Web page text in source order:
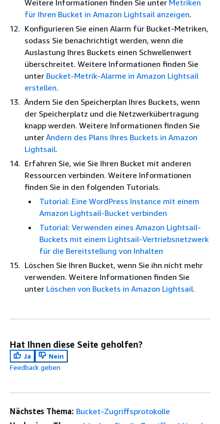
Weitere Informationen finden Sie unter Metriken
für Ihren Bucket in Amazon Lightsail anzeigen.
Konfigurieren Sie einen Alarm für Bucket-Metriken,
sodass Sie benachrichtigt werden, wenn die
Auslastung Ihres Buckets einen Schwellenwert
überschreitet. Weitere Informationen finden Sie
unter Bucket-Metrik-Alarme in Amazon Lightsail
erstellen.
Ändern Sie den Speicherplan Ihres Buckets, wenn
der Speicherplatz und die Netzwerkübertragung
knapp werden. Weitere Informationen finden Sie
unterÄndern des Plans Ihres Buckets in Amazon
Lightsail.
Erfahren Sie, wie Sie Ihren Bucket mit anderen
Ressourcen verbinden. Weitere Informationen
finden Sie in den folgenden Tutorials.
Tutorial: Eine WordPress Instance mit einem
Amazon Lightsail-Bucket verbinden
Tutorial: Verwenden eines Amazon Lightsail-
Buckets mit einem Lightsail-Vertriebsnetzwerk
für die Bereitstellung von Inhalten
Löschen Sie Ihren Bucket, wenn Sie ihn nicht mehr
verwenden. Weitere Informationen finden Sie
unter Löschen von Buckets in Amazon Lightsail.
Hat Ihnen diese Seite geholfen?
Ja
Nein
Feedback geben
Nächstes Thema: Bucket-Zugriffsprotokolle